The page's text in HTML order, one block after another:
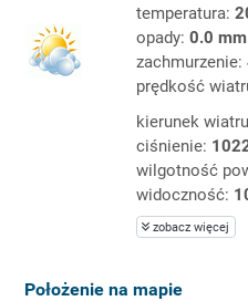
temperatura:
opady: 0.0 mm
zachmurzenie:
prędkość
kierunek
ciśnienie:
wilgotność
widoczność:
zobacz więcej
Położenie na mapie